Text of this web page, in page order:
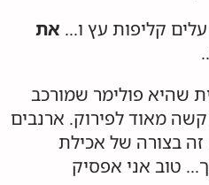
קליפות עץ ו… את
שהיא פולימר שמורכב
קשה מאוד לפירוק. ארנבים
זה בצורה של אכילת
טוב אני אפסיק